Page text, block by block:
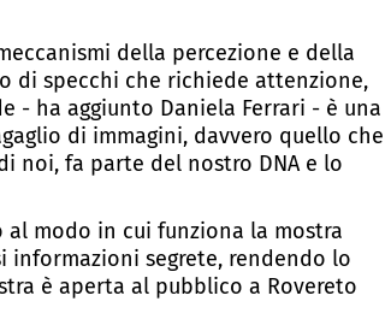
della percezione e della
di specchi che richiede attenzione,
- ha aggiunto Daniela Ferrari - è una
di immagini, davvero quello che
noi, fa parte del nostro DNA e lo
modo in cui funziona la mostra
informazioni segrete, rendendo lo
è aperta al pubblico a Rovereto